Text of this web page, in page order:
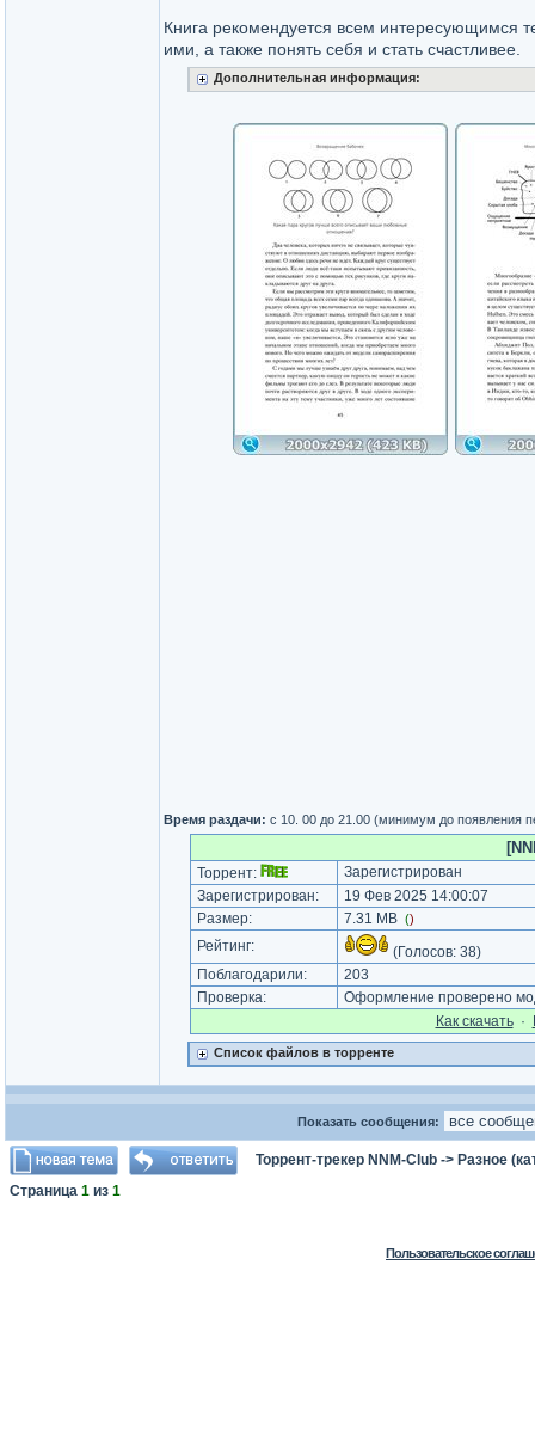
Книга рекомендуется всем интересующимся
ими, а также понять себя и стать счастливее.
Дополнительная информация:
Время раздачи: с 10. 00 до 21.00 (минимум до появления
Торрент:
Зарегистрирован
Зарегистрирован:
19 Фев 2025 14:00:07
Размер:
7.31 MB ()
Рейтинг: (Голосов: 38)
Поблагодарили:
203
Проверка:
Оформление проверено
Как cкачать·
Список файлов в торренте
Показать сообщения:
Торрент-трекер NNM-Club -> Разное
Страница 1 из 1
Пользовательское